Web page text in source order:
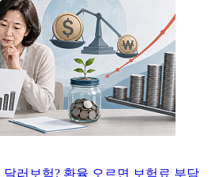
달러보험? 환율 오르면 보험료 부담